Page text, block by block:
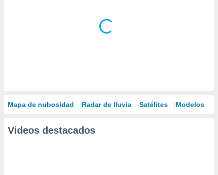
Mapa de nubosidad Radar de lluvia Satélites Modelos
Videos destacados